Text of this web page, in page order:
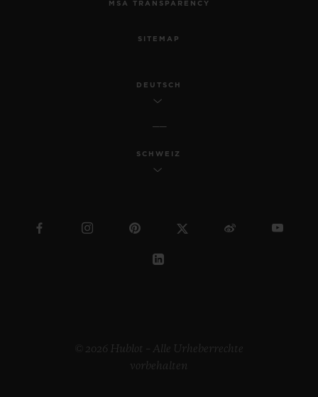
MSA TRANSPARENCY
SITEMAP
DEUTSCH
SCHWEIZ
© 2026 Hublot – Alle Urheberrechte
vorbehalten